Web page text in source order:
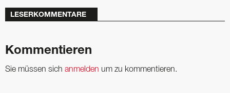
LESERKOMMENTARE
Kommentieren
Sie müssen sich anmelden um zu kommentieren.